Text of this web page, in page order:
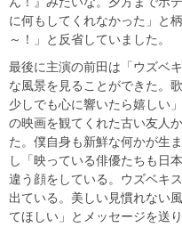
に何もしてくれなかった」と
～！」と反省していました。
最後に主演の前田は「ウズベ
な風景を見ることができた。
少しでも心に響いたら嬉しい
の映画を観てくれた古い友人
た。僕自身も新鮮な何かが生
し「映っている俳優たちも日
違う顔をしている。ウズベキ
出ている。美しい見慣れない
てほしい」とメッセージを送り